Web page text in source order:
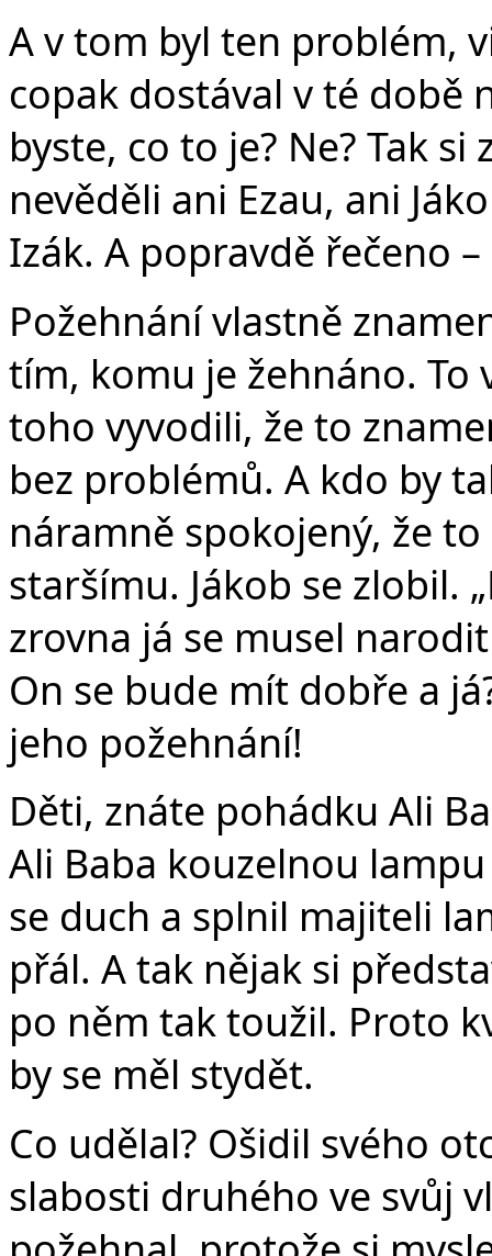
A v tom byl ten problém,
copak dostával v té době
byste, co to je? Ne? Tak
nevěděli ani Ezau, ani
Izák. A popravdě řečeno
Požehnání vlastně
tím, komu je žehnáno. To
toho vyvodili, že to
bez problémů. A kdo by
náramně spokojený, že
staršímu. Jákob se zlobil.
zrovna já se musel
On se bude mít dobře a
jeho požehnání!
Děti, znáte pohádku Ali
Ali Baba kouzelnou
se duch a splnil majiteli
přál. A tak nějak si
po něm tak toužil. Proto
by se měl stydět.
Co udělal? Ošidil svého
slabosti druhého ve svůj